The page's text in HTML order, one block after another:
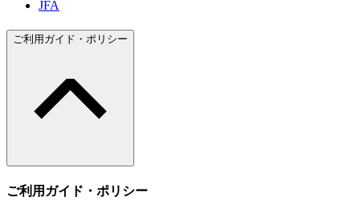
JFA
ご利用ガイド・ポリシー
ご利用ガイド・ポリシー